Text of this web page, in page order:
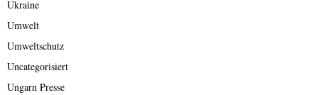
Ukraine
Umwelt
Umweltschutz
Uncategorisiert
Ungarn Presse